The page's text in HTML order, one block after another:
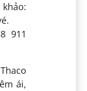
911
ái,